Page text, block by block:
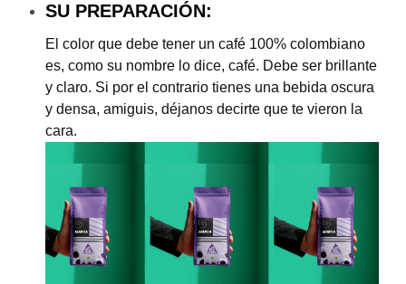
SU PREPARACIÓN:
El color que debe tener un café 100% colombiano
es, como su nombre lo dice, café. Debe ser brillante
y claro. Si por el contrario tienes una bebida oscura
y densa, amiguis, déjanos decirte que te vieron la
cara.